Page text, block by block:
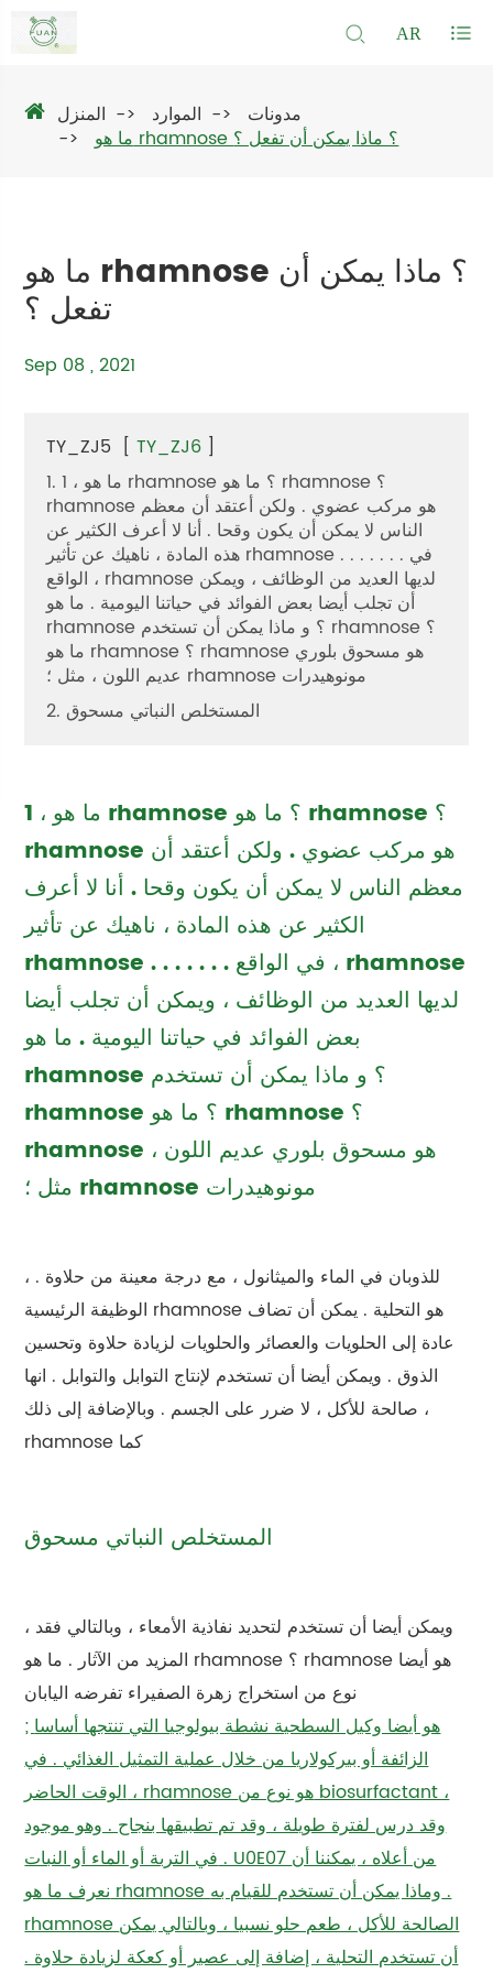
AR
المنزل الموارد
مدونات
ما هو rhamnose ؟ ماذا يمكن أن تفعل ؟
ما هو rhamnose ؟ ماذا يمكن أن
تفعل ؟
Sep 08 , 2021
TY_ZJ5 [ TY_ZJ6 ]
1. 1 ، ما هو rhamnose ؟ ما هو rhamnose ؟
rhamnose هو مركب عضوي . ولكن أعتقد أن معظم
الناس لا يمكن أن يكون وقحا . أنا لا أعرف الكثير عن
هذه المادة ، ناهيك عن تأثير rhamnose . . . . . . . في
الواقع ، rhamnose لديها العديد من الوظائف ، ويمكن
أن تجلب أيضا بعض الفوائد في حياتنا اليومية . ما هو
rhamnose ؟ و ماذا يمكن أن تستخدم rhamnose ؟
ما هو rhamnose ؟ rhamnose هو مسحوق بلوري
عديم اللون ، مثل ؛ rhamnose مونوهيدرات
2. المستخلص النباتي مسحوق
1 ، ما هو rhamnose ؟ ما هو rhamnose ؟
rhamnose هو مركب عضوي . ولكن أعتقد أن
معظم الناس لا يمكن أن يكون وقحا . أنا لا أعرف
الكثير عن هذه المادة ، ناهيك عن تأثير
rhamnose . . . . . . . في الواقع ، rhamnose
لديها العديد من الوظائف ، ويمكن أن تجلب أيضا
بعض الفوائد في حياتنا اليومية . ما هو
rhamnose ؟ و ماذا يمكن أن تستخدم
rhamnose ؟ ما هو rhamnose ؟
rhamnose هو مسحوق بلوري عديم اللون ،
مثل ؛ rhamnose مونوهيدرات
، للذوبان في الماء والميثانول ، مع درجة معينة من حلاوة .
الوظيفة الرئيسية rhamnose هو التحلية . يمكن أن تضاف
عادة إلى الحلويات والعصائر والحلويات لزيادة حلاوة وتحسين
الذوق . ويمكن أيضا أن تستخدم لإنتاج التوابل والتوابل . انها
صالحة للأكل ، لا ضرر على الجسم . وبالإضافة إلى ذلك ،
rhamnose كما
المستخلص النباتي مسحوق
، ويمكن أيضا أن تستخدم لتحديد نفاذية الأمعاء ، وبالتالي فقد
المزيد من الآثار . ما هو rhamnose ؟ rhamnose هو أيضا
نوع من استخراج زهرة الصفيراء تفرضه اليابان
; هو أيضا وكيل السطحية نشطة بيولوجيا التي تنتجها أساسا
الزائفة أو بيركولاريا من خلال عملية التمثيل الغذائي . في
الوقت الحاضر ، rhamnose هو نوع من biosurfactant ،
وقد درس لفترة طويلة ، وقد تم تطبيقها بنجاح . وهو موجود
في التربة أو الماء أو النبات . U0E07 من أعلاه ، يمكننا أن
نعرف ما هو rhamnose وماذا يمكن أن تستخدم للقيام به .
rhamnose الصالحة للأكل ، طعم حلو نسبيا ، وبالتالي يمكن
أن تستخدم التحلية ، إضافة إلى عصير أو كعكة لزيادة حلاوة .